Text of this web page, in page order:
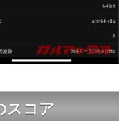
スコア